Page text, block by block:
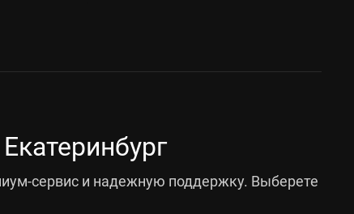
сервис и надежную поддержку. Выберете